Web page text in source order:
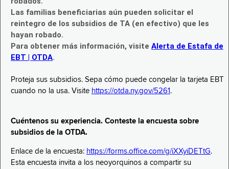
Las familias beneficiarias aún pueden solicitar el
reintegro de los subsidios de TA (en efectivo) que les
hayan robado.
Para obtener más información, visite Alerta de Estafa de
EBT | OTDA.
Proteja sus subsidios. Sepa cómo puede congelar la tarjeta EBT
cuando no la usa. Visite https://otda.ny.gov/5261 .
Cuéntenos su experiencia. Conteste la encuesta sobre
subsidios de la OTDA.
Enlace de la encuesta: https://forms.office.com/g/iXXyiDETtG.
Esta encuesta invita a los neoyorquinos a compartir su